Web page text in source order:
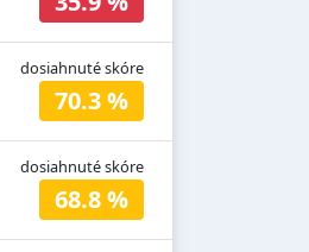
dosiahnuté skóre
70.3 %
dosiahnuté skóre
68.8 %